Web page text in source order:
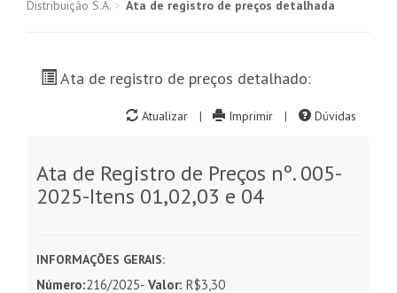
Distribuição S.A. > Ata de registro de preços detalhada
Ata de registro de preços detalhado:
Atualizar | Imprimir | Dúvidas
Ata de Registro de Preços nº. 005-
2025-Itens 01,02,03 e 04
INFORMAÇÕES GERAIS:
Número:216/2025- Valor: R$3,30